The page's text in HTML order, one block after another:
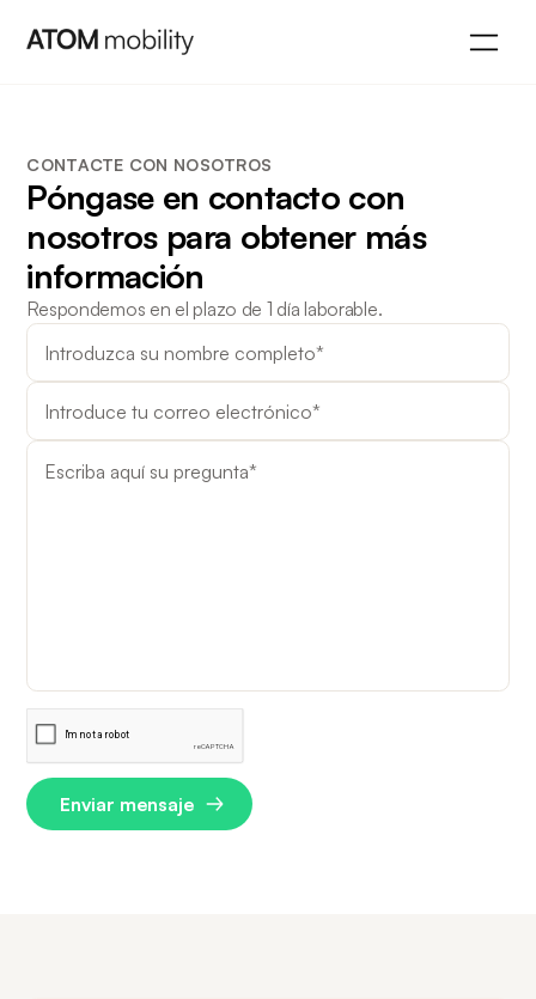
CONTACTE CON NOSOTROS
Póngase en contacto con
nosotros para obtener más
información
Respondemos en el plazo de 1 día laborable.